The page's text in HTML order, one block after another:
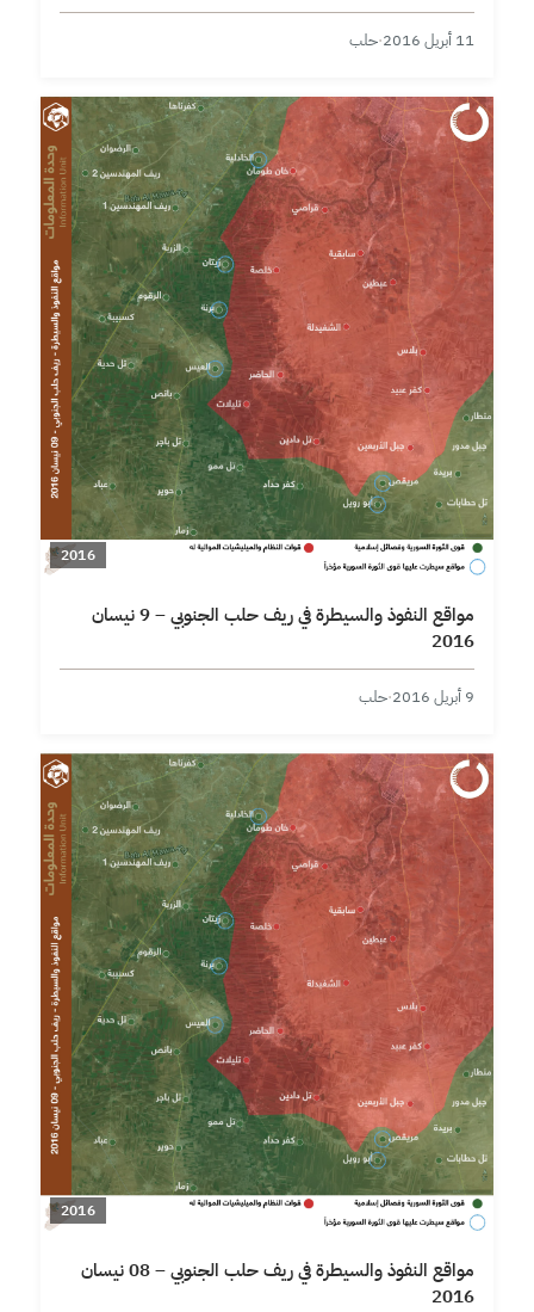
11 أبريل 2016 ·حلب
2016
مواقع النفوذ والسيطرة في ريف حلب الجنوبي – 9 نيسان
2016
9 أبريل 2016 ·حلب
2016
مواقع النفوذ والسيطرة في ريف حلب الجنوبي – 08 نيسان
2016